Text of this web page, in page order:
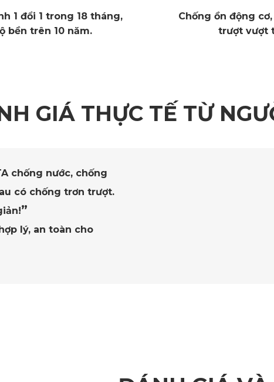
Kín 100% Sàn Xe
Độ Bền Và An Toàn
độ được phủ lớp PVC mềm dẻo, tạo hiệu ứng 3D đẹp mắt
xe, chống xô lệch trong quá trình di chuyển.
Hảo Giữa Thẩm Mỹ Và Công Năng Của
1 đổi 1 trong 18 tháng,
bền trên 10 năm.
Chống ồn động
trượt vượt
GIÁ THỰC TẾ TỪ
chống nước, chống
có chống trơn trượt.
”
lý, an toàn cho